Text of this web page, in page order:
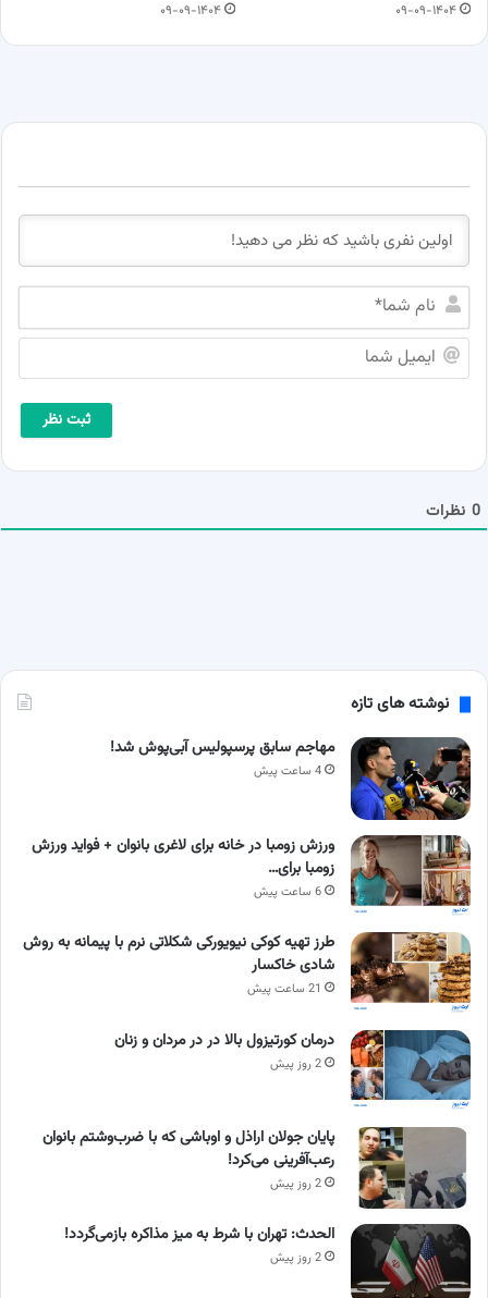
۰۹-۰۹-۱۴۰۴ ۰۹-۰۹-۱۴۰۴
م
م
م
0 نظرات
نوشته های تازه
مهاجم سابق پرسپولیس آبی‌پوش شد!
4 ساعت پیش
ورزش زومبا در خانه برای لاغری بانوان + فواید ورزش
زومبا برای…
6 ساعت پیش
طرز تهیه کوکی نیویورکی شکلاتی نرم با پیمانه به روش
شادی خاکسار
21 ساعت پیش
درمان کورتیزول بالا در در مردان و زنان
2 روز پیش
پایان جولان اراذل و اوباشی که با ضرب‌وشتم بانوان
رعب‌آفرینی می‌کرد!
2 روز پیش
الحدث: تهران با شرط به میز مذاکره بازمی‌گردد!
2 روز پیش